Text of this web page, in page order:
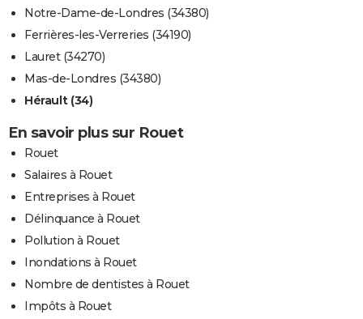
Notre-Dame-de-Londres (34380)
Ferrières-les-Verreries (34190)
Lauret (34270)
Mas-de-Londres (34380)
Hérault (34)
En savoir plus sur Rouet
Rouet
Salaires à Rouet
Entreprises à Rouet
Délinquance à Rouet
Pollution à Rouet
Inondations à Rouet
Nombre de dentistes à Rouet
Impôts à Rouet